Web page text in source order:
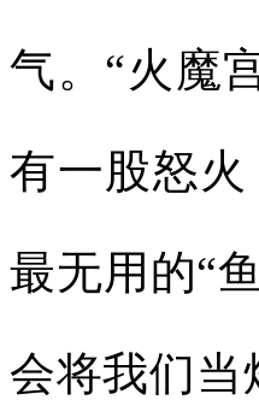
气。“火魔
有一股怒
最无用的“
会将我们当